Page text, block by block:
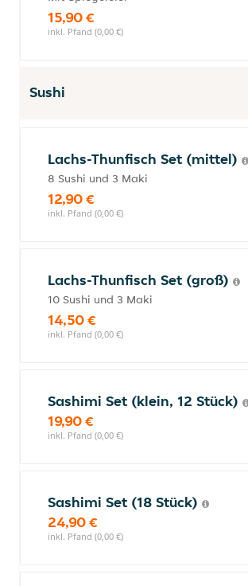
15,90 €
inkl. Pfand (0,00 €)
Sushi
Lachs-Thunfisch Set (mittel)
8 Sushi und 3 Maki
12,90 €
inkl. Pfand (0,00 €)
Lachs-Thunfisch Set (groß)
10 Sushi und 3 Maki
14,50 €
inkl. Pfand (0,00 €)
Sashimi Set (klein, 12 Stück)
19,90 €
inkl. Pfand (0,00 €)
Sashimi Set (18 Stück)
24,90 €
inkl. Pfand (0,00 €)